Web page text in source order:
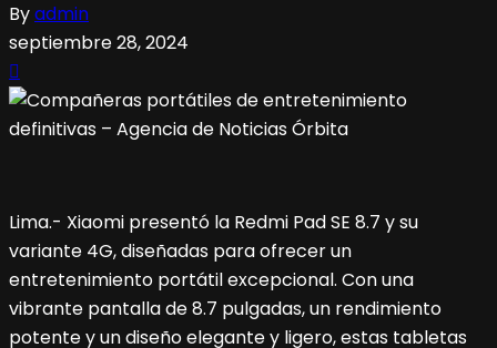
Byadmin
septiembre 28, 2024
Lima.- Xiaomi presentó la Redmi Pad SE 8.7 y su
variante 4G, diseñadas para ofrecer un
entretenimiento portátil excepcional. Con una
vibrante pantalla de 8.7 pulgadas, un rendimiento
potente y un diseño elegante y ligero, estas tabletas